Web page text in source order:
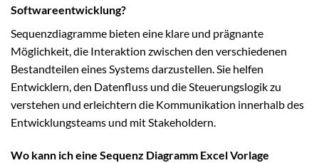
Softwareentwicklung?
Sequenzdiagramme bieten eine klare und prägnante
Möglichkeit, die Interaktion zwischen den verschiedenen
Bestandteilen eines Systems darzustellen. Sie helfen
Entwicklern, den Datenfluss und die Steuerungslogik zu
verstehen und erleichtern die Kommunikation innerhalb des
Entwicklungsteams und mit Stakeholdern.
Wo kann ich eine Sequenz Diagramm Excel Vorlage